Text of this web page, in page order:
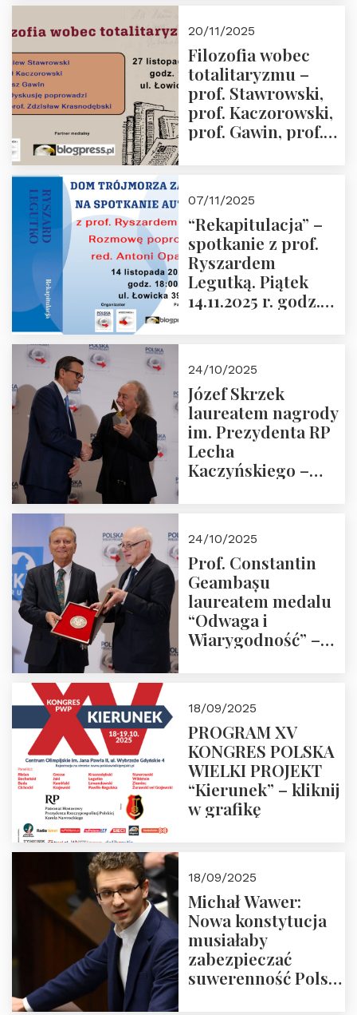
Przemysław
Sobolewski – 4
grudnia 2025 r.
godz. 18:00.
20/11/2025
Filozofia wobec
totalitaryzmu –
prof. Stawrowski,
prof. Kaczorowski,
prof. Gawin, prof.
07/11/2025
“Rekapitulacja” –
spotkanie z prof.
Ryszardem
Legutką. Piątek
14.11.2025 r. godz.
24/10/2025
Józef Skrzek
laureatem nagrody
im. Prezydenta RP
Lecha
Kaczyńskiego –
24/10/2025
Prof. Constantin
Geambașu
laureatem medalu
“Odwaga i
Wiarygodność” –
18/09/2025
PROGRAM XV
KONGRES POLSKA
WIELKI PROJEKT
“Kierunek” – kliknij
w grafikę
18/09/2025
Michał Wawer:
Nowa konstytucja
musiałaby
zabezpieczać
suwerenność Polski